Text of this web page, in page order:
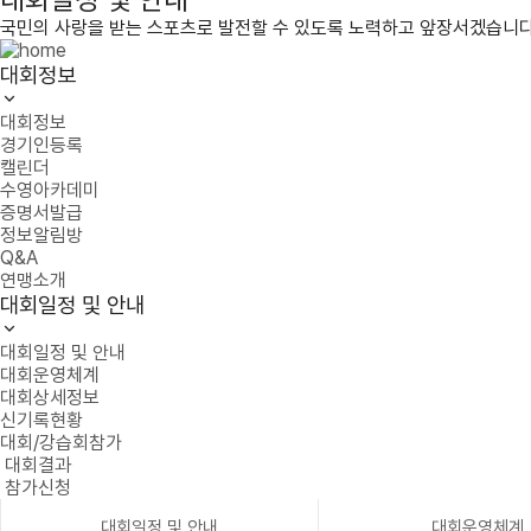
국민의 사랑을 받는 스포츠로 발전할 수 있도록 노력하고 앞장서겠습니
대회정보
대회정보
경기인등록
캘린더
수영아카데미
증명서발급
정보알림방
Q&A
연맹소개
대회일정 및 안내
대회일정 및 안내
대회운영체계
대회상세정보
신기록현황
대회/강습회참가
대회결과
참가신청